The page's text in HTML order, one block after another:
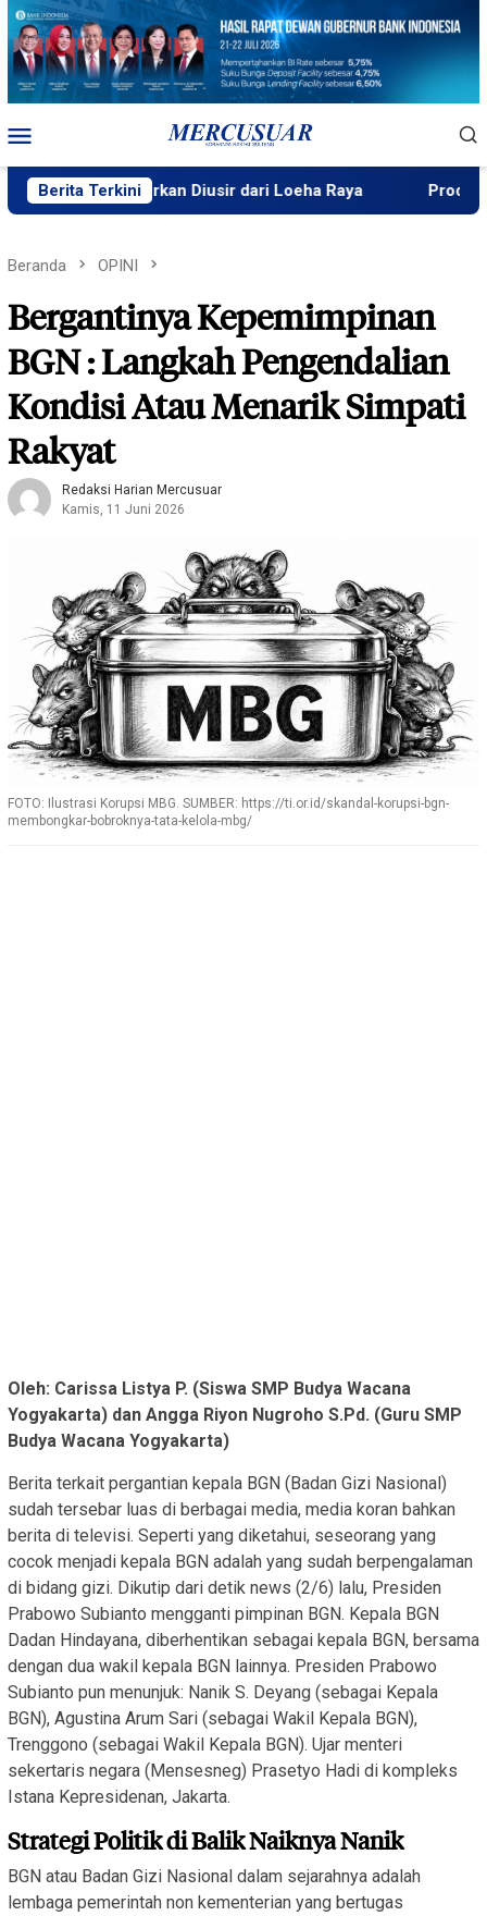
Loncat
konten
Mobile
Berita Terkini
Diusir dari Loeha Raya Prodi Perbankan
Beranda OPINI
Bergantinya Kepemimpinan
BGN : Langkah Pengendalian
Kondisi Atau Menarik Simpati
Rakyat
Redaksi Harian Mercusuar
Kamis, 11 Juni 2026
FOTO: Ilustrasi Korupsi MBG. SUMBER: https://ti.or.id/skandal-korupsi-bgn-
membongkar-bobroknya-tata-kelola-mbg/
Oleh: Carissa Listya P. (Siswa SMP Budya Wacana
Yogyakarta) dan Angga Riyon Nugroho S.Pd. (Guru SMP
Budya Wacana Yogyakarta)
Berita terkait pergantian kepala BGN (Badan Gizi Nasional)
sudah tersebar luas di berbagai media, media koran bahkan
berita di televisi. Seperti yang diketahui, seseorang yang
cocok menjadi kepala BGN adalah yang sudah berpengalaman
di bidang gizi. Dikutip dari detik news (2/6) lalu, Presiden
Prabowo Subianto mengganti pimpinan BGN. Kepala BGN
Dadan Hindayana, diberhentikan sebagai kepala BGN, bersama
dengan dua wakil kepala BGN lainnya. Presiden Prabowo
Subianto pun menunjuk: Nanik S. Deyang (sebagai Kepala
BGN), Agustina Arum Sari (sebagai Wakil Kepala BGN),
Trenggono (sebagai Wakil Kepala BGN). Ujar menteri
sekertaris negara (Mensesneg) Prasetyo Hadi di kompleks
Istana Kepresidenan, Jakarta.
Strategi Politik di Balik Naiknya Nanik
BGN atau Badan Gizi Nasional dalam sejarahnya adalah
lembaga pemerintah non kementerian yang bertugas